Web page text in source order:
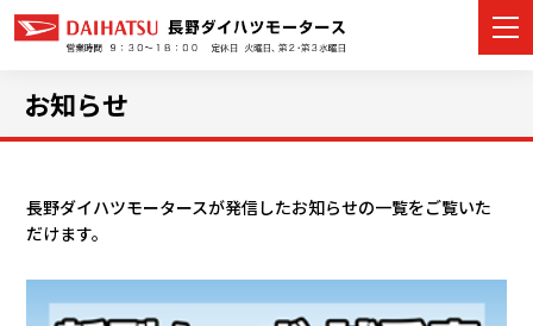
店舗情報
お知らせ
長野ダイハツモータースが発信したお知らせの一覧をご覧いた
だけます。